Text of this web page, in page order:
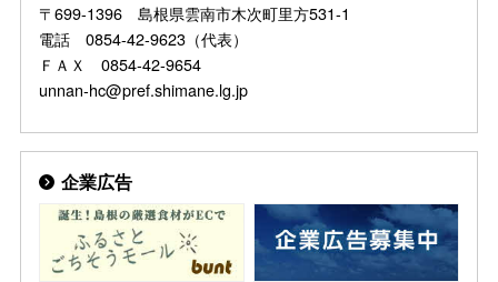
〒699-1396 島根県雲南市木次町里方531-1
電話 0854-42-9623（代表）
ＦＡＸ 0854-42-9654
unnan-hc@pref.shimane.lg.jp
企業広告